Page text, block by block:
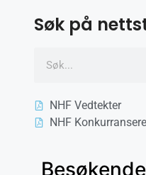
Søk på
NHF Vedtekter
NHF
Besøkende